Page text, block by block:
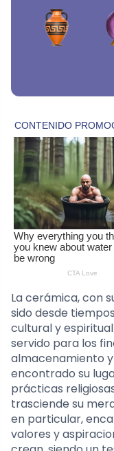
La cerámica, con
sido desde
cultural y
servido para los
almacenamiento
encontrado su
prácticas
trasciende su
en particular,
valores y